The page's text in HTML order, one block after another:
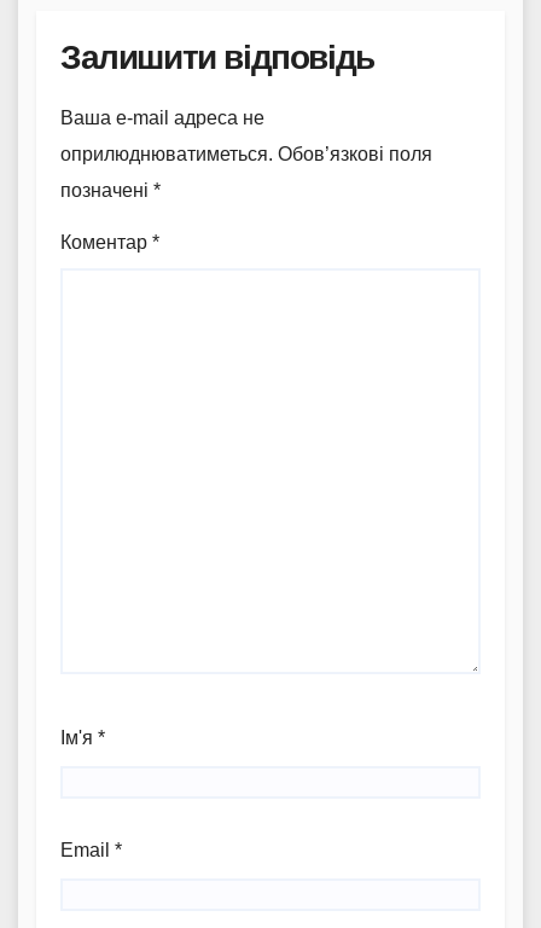
Залишити відповідь
Ваша e-mail адреса не
оприлюднюватиметься. Обов’язкові поля
позначені *
Коментар *
Ім'я *
Email *